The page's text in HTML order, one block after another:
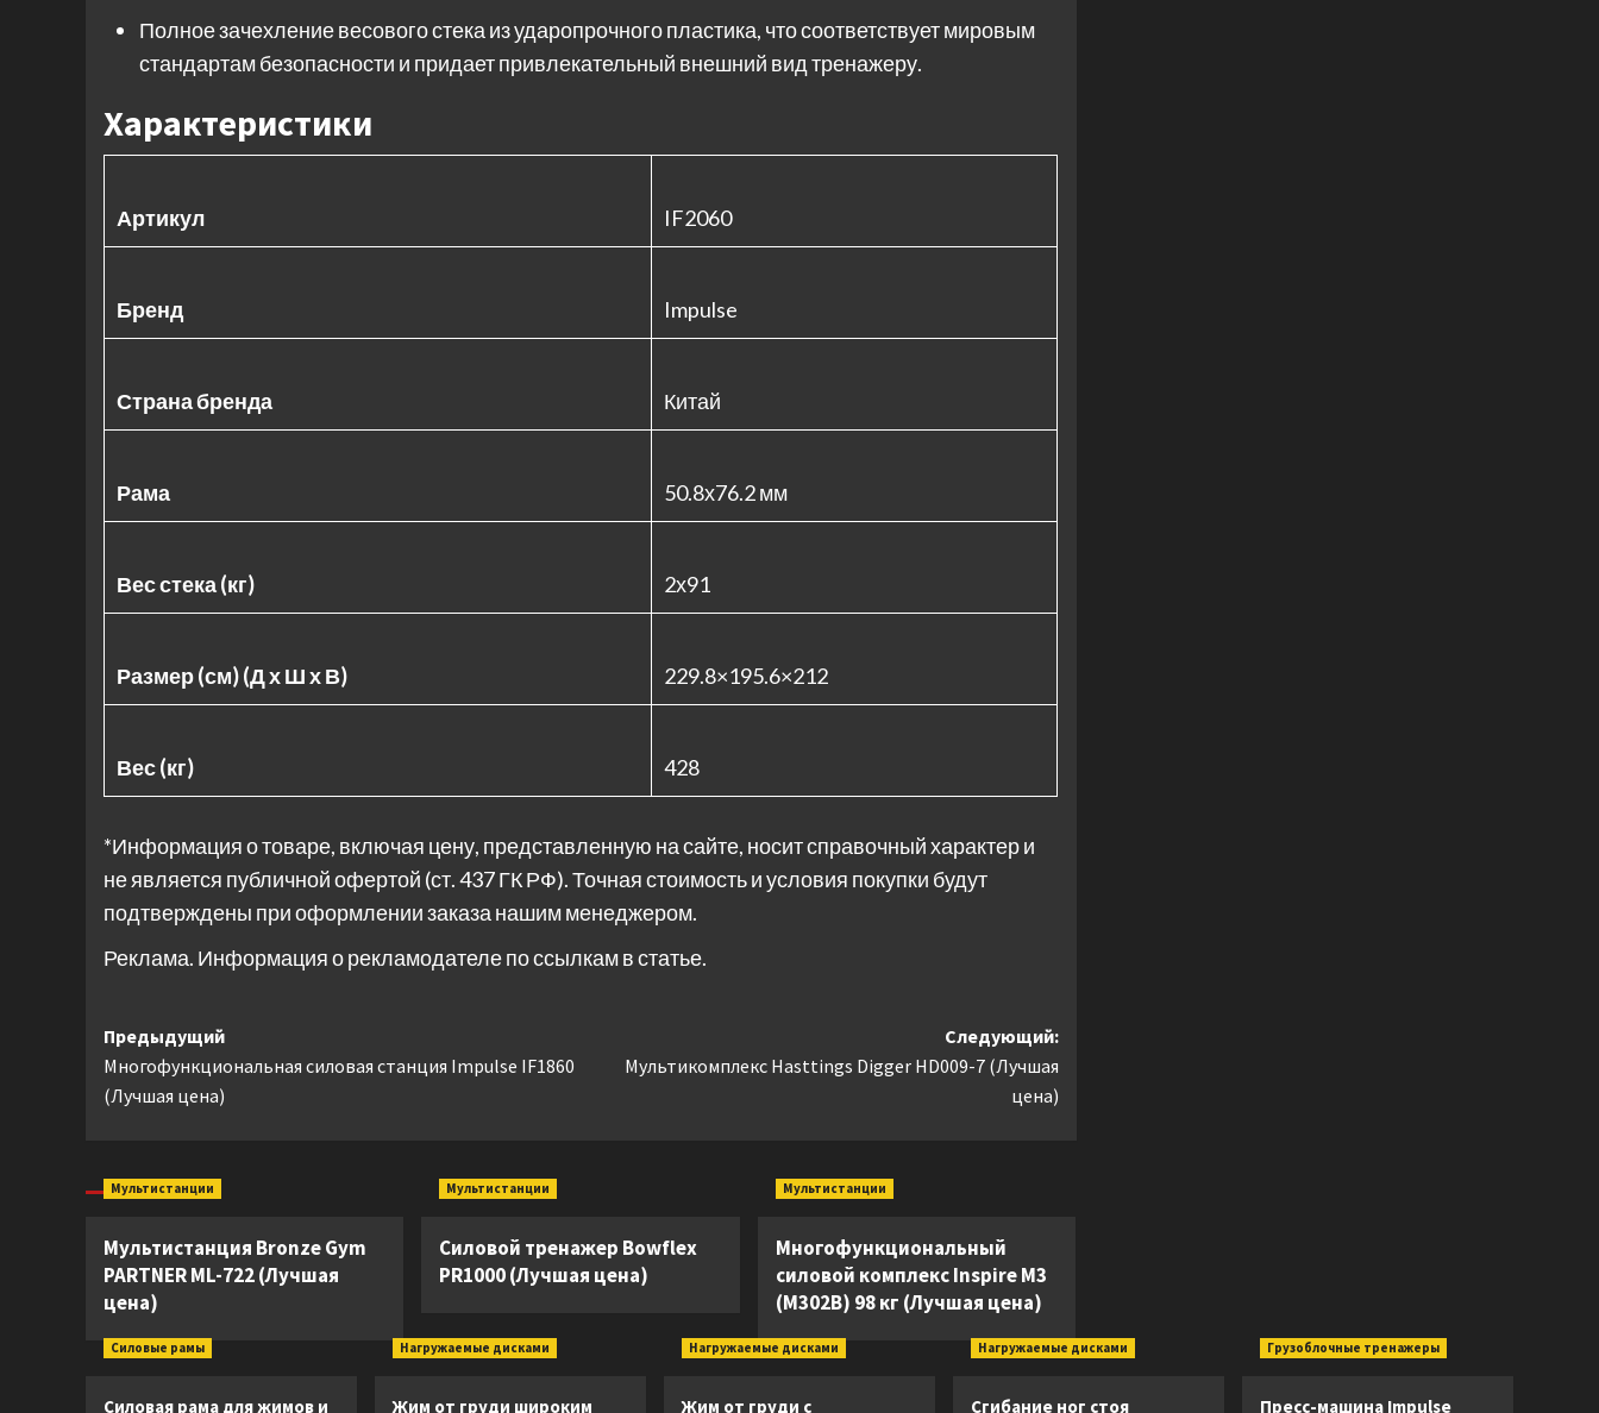
Полное зачехление весового стека из ударопрочного пластика, что соответствует мировым
стандартам безопасности и придает привлекательный внешний вид тренажеру.
Характеристики
Артикул IF2060
Бренд Impulse
Страна бренда Китай
Рама 50.8х76.2 мм
Вес стека (кг) 2х91
Размер (см) (Д х Ш х В) 229.8×195.6×212
Вес (кг) 428
*Информация о товаре, включая цену, представленную на сайте, носит справочный характер и
не является публичной офертой (ст. 437 ГК РФ). Точная стоимость и условия покупки будут
подтверждены при оформлении заказа нашим менеджером.
Реклама. Информация о рекламодателе по ссылкам в статье.
Навигация
записи
Предыдущий
Многофункциональная силовая станция Impulse IF1860
(Лучшая цена)
Следующий:
Мультикомплекс Hasttings Digger HD009-7 (Лучшая
цена)
Мультистанции
Мультистанция Bronze Gym
PARTNER ML-722 (Лучшая
цена)
Мультистанции
Силовой тренажер Bowflex
PR1000 (Лучшая цена)
Мультистанции
Многофункциональный
силовой комплекс Inspire M3
(M302B) 98 кг (Лучшая цена)
Силовые рамы
Силовая рама для жимов и
Нагружаемые дисками
Жим от груди широким
Нагружаемые дисками
Жим от груди с
Нагружаемые дисками
Сгибание ног стоя
Грузоблочные тренажеры
Пресс-машина Impulse